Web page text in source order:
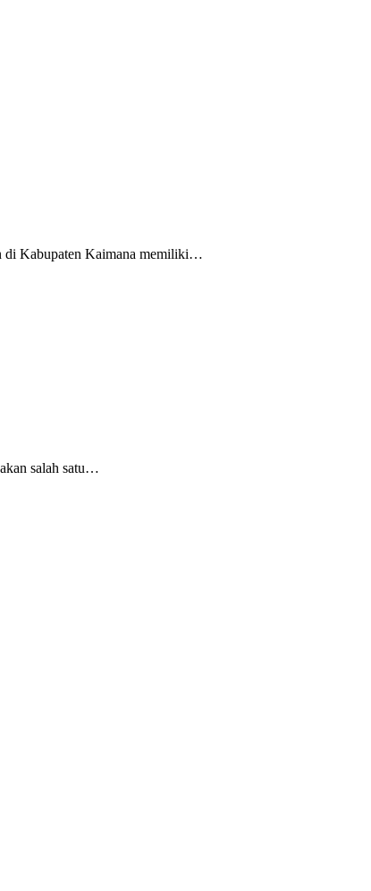
di Kabupaten Kaimana memiliki…
salah satu…